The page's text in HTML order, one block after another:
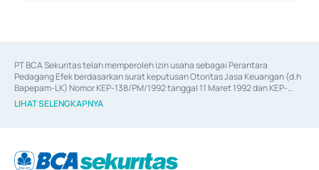
PT BCA Sekuritas telah memperoleh izin usaha sebagai Perantara
Pedagang Efek berdasarkan surat keputusan Otoritas Jasa Keuangan (d.h
Bapepam-LK) Nomor KEP-138/PM/1992 tanggal 11 Maret 1992 dan KEP-
06/D.04/2014 tanggal 28 Februari 2014, izin usaha sebagai Penjamin Emisi
Efek berdasarkan surat keputusan Otoritas Jasa Keuangan Nomor KEP-
berdasarkan surat keputusan Otoritas Jasa Keuangan Nomor S-
67/PM.21/2017 tanggal 3 Februari 2017, dan beberapa izin usaha lainnya
LIHAT SELENGKAPNYA